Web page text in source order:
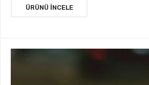
ÜRÜNÜ İNCELE